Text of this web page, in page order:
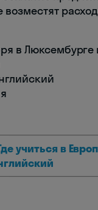
возместят
в
учиться в